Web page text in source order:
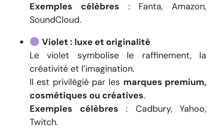
Exemples célèbres : Fanta, Amazon,
SoundCloud.
Violet : luxe et originalité
Le violet symbolise le raffinement, la
créativité et l’imagination.
Il est privilégié par les marques premium,
cosmétiques ou créatives.
Exemples célèbres : Cadbury, Yahoo,
Twitch.